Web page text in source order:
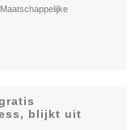
blijkt uit